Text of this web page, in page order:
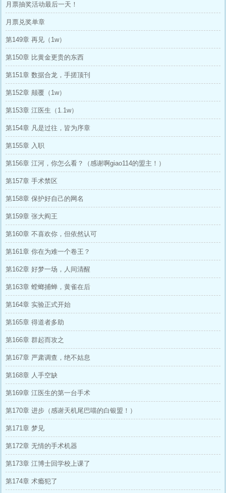
月票抽奖活动最后一天！
月票兑奖单章
第149章 再见（1w）
第150章 比黄金更贵的东西
第151章 数据合龙，手搓顶刊
第152章 颠覆（1w）
第153章 江医生（1.1w）
第154章 凡是过往，皆为序章
第155章 入职
第156章 江河，你怎么看？（感谢啊giao114的盟主！）
第157章 手术禁区
第158章 保护好自己的网名
第159章 张大阎王
第160章 不喜欢你，但依然认可
第161章 你在为难一个卷王？
第162章 好梦一场，人间清醒
第163章 螳螂捕蝉，黄雀在后
第164章 实验正式开始
第165章 得道者多助
第166章 群起而攻之
第167章 严肃调查，绝不姑息
第168章 人手空缺
第169章 江医生的第一台手术
第170章 进步（感谢天机尾巴喵的白银盟！）
第171章 梦见
第172章 无情的手术机器
第173章 江博士回学校上课了
第174章 术瘾犯了